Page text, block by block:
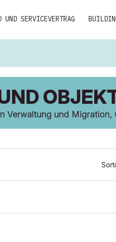
UND SERVICEVERTRAG
und Migration,